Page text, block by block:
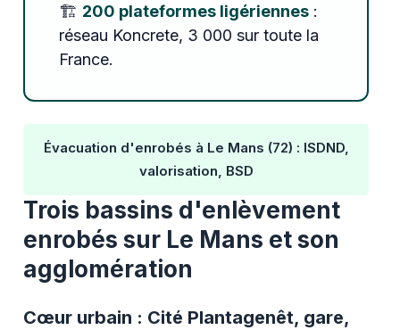
🏗️ 200 plateformes ligériennes:
réseau Koncrete, 3 000 sur toute la
France.
Évacuation d'enrobés à Le Mans (72) : ISDND,
valorisation, BSD
Trois bassins d'enlèvement
enrobés sur Le Mans et son
agglomération
Cœur urbain : Cité Plantagenêt, gare,